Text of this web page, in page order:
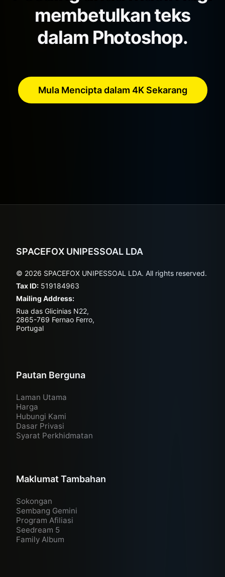
membetulkan teks
dalam Photoshop.
Mula Mencipta dalam 4K Sekarang
SPACEFOX UNIPESSOAL LDA
© 2026 SPACEFOX UNIPESSOAL LDA. All rights reserved.
Tax ID: 519184963
Mailing Address:
Rua das Glicinias N22,
2865-769 Fernao Ferro,
Portugal
Pautan Berguna
Laman Utama
Harga
Hubungi Kami
Dasar Privasi
Syarat Perkhidmatan
Maklumat Tambahan
Sokongan
Sembang Gemini
Program Afiliasi
Seedream 5
Family Album